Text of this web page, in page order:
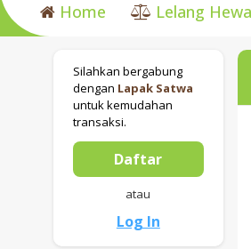
Home Lelang
Silahkan bergabung
dengan Lapak Satwa
untuk kemudahan
transaksi.
Daftar
atau
Log In